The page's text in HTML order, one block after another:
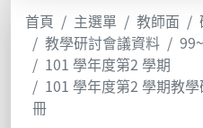
首頁 主選單 教師面
教學研討會議資料
101 學年度第2 學期
101 學年度第2 學期教
冊